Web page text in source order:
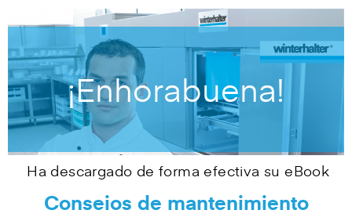
¡Enhorabuena!
Ha descargado de forma efectiva su eBook
Consejos de mantenimiento